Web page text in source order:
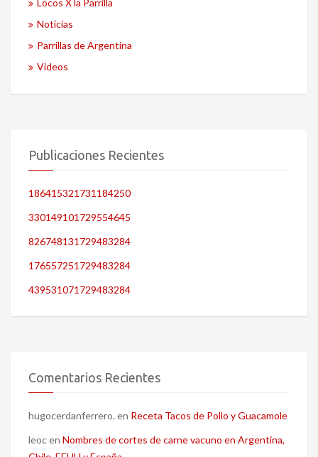
Locos X la Parrilla
Noticias
Parrillas de Argentina
Videos
Publicaciones Recientes
186415321731184250
330149101729554645
826748131729483284
176557251729483284
439531071729483284
Comentarios Recientes
hugocerdanferrero. en Receta Tacos de Pollo y Guacamole
leocen Nombres de cortes de carne vacuno en Argentina,